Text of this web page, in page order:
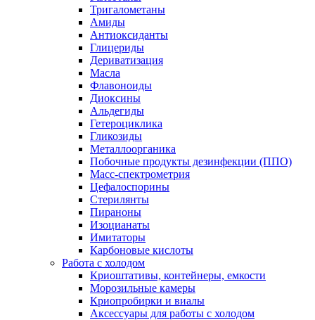
Тригалометаны
Амиды
Антиоксиданты
Глицериды
Дериватизация
Масла
Флавоноиды
Диоксины
Альдегиды
Гетероциклика
Гликозиды
Металлоорганика
Побочные продукты дезинфекции (ППО)
Масс-спектрометрия
Цефалоспорины
Стерилянты
Пираноны
Изоцианаты
Имитаторы
Карбоновые кислоты
Работа с холодом
Криоштативы, контейнеры, емкости
Морозильные камеры
Криопробирки и виалы
Аксессуары для работы с холодом